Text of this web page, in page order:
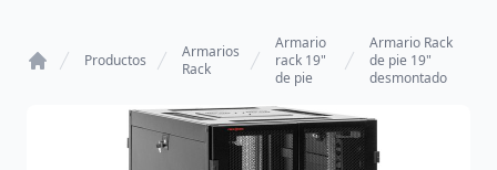
Productos
Armarios
Rack
Armario
rack 19"
de pie
Armario Rack
de pie 19"
desmontado